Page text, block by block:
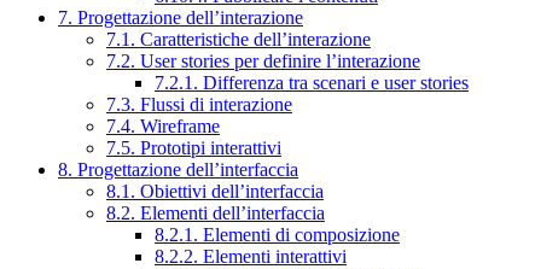
7. Progettazione dell’interazione
7.1. Caratteristiche dell’interazione
7.2. User stories per definire l’interazione
7.2.1. Differenza tra scenari e user stories
7.3. Flussi di interazione
7.4. Wireframe
7.5. Prototipi interattivi
8. Progettazione dell’interfaccia
8.1. Obiettivi dell’interfaccia
8.2. Elementi dell’interfaccia
8.2.1. Elementi di composizione
8.2.2. Elementi interattivi